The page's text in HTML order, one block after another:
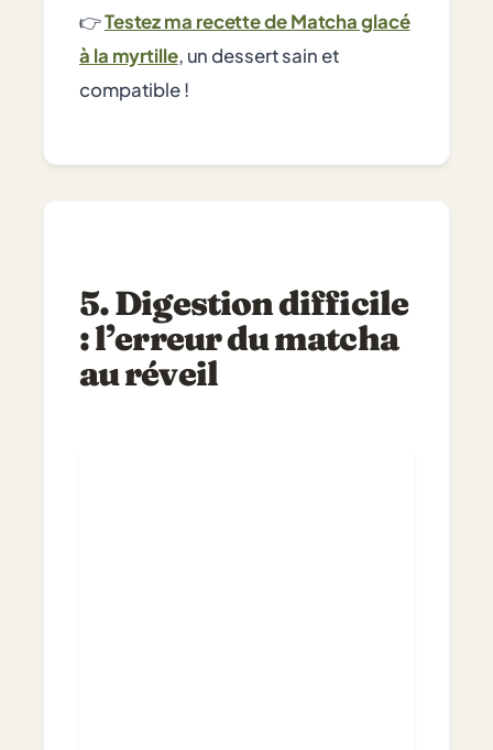
👉Testez ma recette de Matcha glacé
à la myrtille, un dessert sain et
compatible !
5. Digestion difficile
: l’erreur du matcha
au réveil